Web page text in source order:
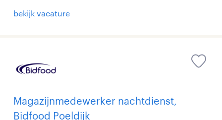
bekijk vacature
Magazijnmedewerker nachtdienst,
Bidfood Poeldijk